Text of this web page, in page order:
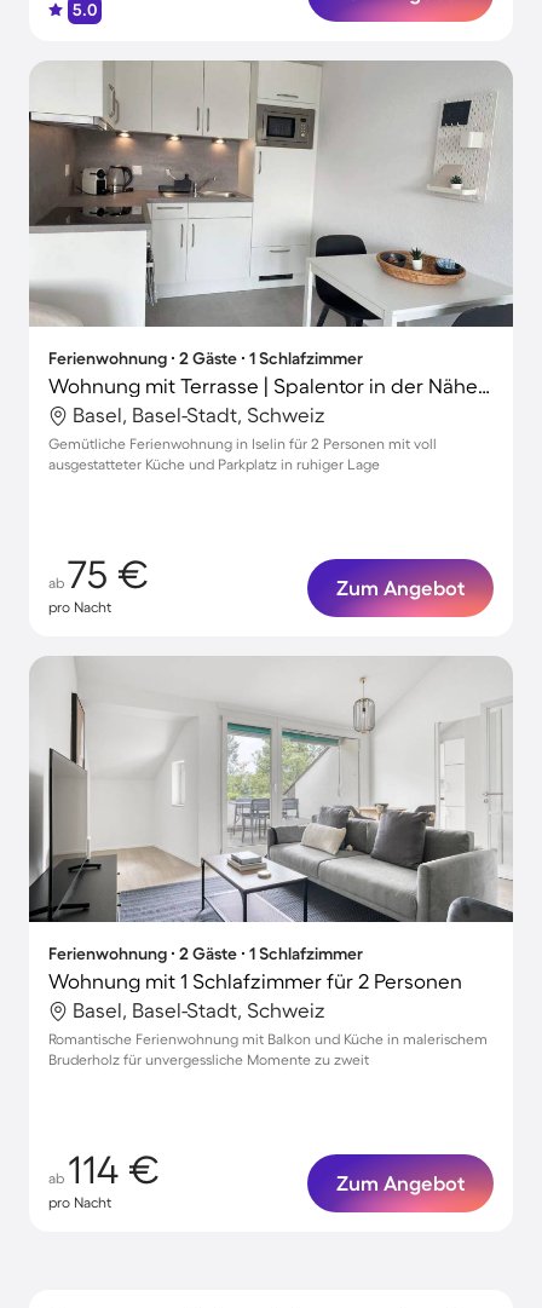
5.0
Ferienwohnung ∙ 2 Gäste ∙ 1 Schlafzimmer
Wohnung mit Terrasse | Spalentor in der Nähe | Ideal für Homeoffice
Basel, Basel-Stadt, Schweiz
Gemütliche Ferienwohnung in Iselin für 2 Personen mit voll
ausgestatteter Küche und Parkplatz in ruhiger Lage
ab 75 €
pro Nacht
Zum Angebot
Ferienwohnung ∙ 2 Gäste ∙ 1 Schlafzimmer
Wohnung mit 1 Schlafzimmer für 2 Personen
Basel, Basel-Stadt, Schweiz
Romantische Ferienwohnung mit Balkon und Küche in malerischem
Bruderholz für unvergessliche Momente zu zweit
ab 114 €
pro Nacht
Zum Angebot